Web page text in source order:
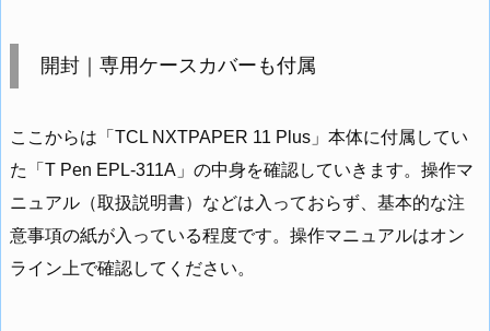
開封｜専用ケースカバーも付属
ここからは「TCL NXTPAPER 11 Plus」本体に付属してい
た「T Pen EPL-311A」の中身を確認していきます。操作マ
ニュアル（取扱説明書）などは入っておらず、基本的な注
意事項の紙が入っている程度です。操作マニュアルはオン
ライン上で確認してください。